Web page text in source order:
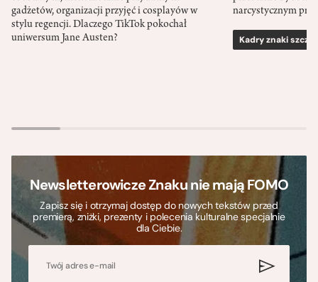
gadżetów, organizacji przyjęć i cosplayów w
stylu regencji. Dlaczego TikTok pokochał
uniwersum Jane Austen?
narcystycznym
Kadry znaki
Newsletterowicze Znaku nie mają FOMO
Zapisz się i otrzymaj dostęp do nowych tekstów przed
premierą, zniżki, prezenty i polecenia kulturalne specjalnie
dla Ciebie.